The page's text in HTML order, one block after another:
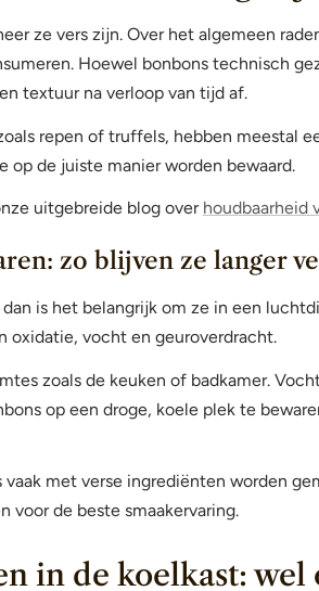
ze vers zijn. Over het algemeen
Hoewel bonbons technisch
textuur na verloop van tijd af.
repen of truffels, hebben meestal
op de juiste manier worden bewaard.
uitgebreide blog over houdbaarheid
zo blijven ze langer
is het belangrijk om ze in een
oxidatie, vocht en geuroverdracht.
zoals de keuken of badkamer.
op een droge, koele plek te
met verse ingrediënten worden
voor de beste smaakervaring.
in de koelkast: wel